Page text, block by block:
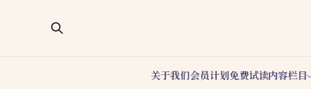
关于我们会员计划免费试读内容栏目